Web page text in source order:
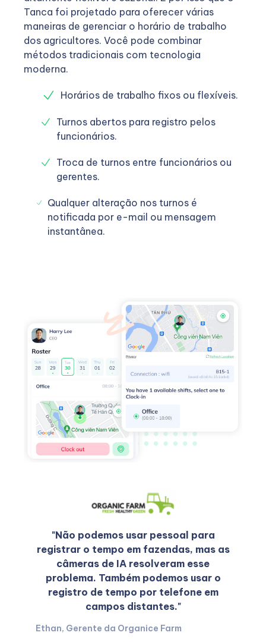
Tanca foi projetado para oferecer várias
maneiras de gerenciar o horário de trabalho
dos agricultores. Você pode combinar
métodos tradicionais com tecnologia
moderna.
Horários de trabalho fixos ou flexíveis.
Turnos abertos para registro pelos
funcionários.
Troca de turnos entre funcionários ou
gerentes.
Qualquer alteração nos turnos é
notificada por e-mail ou mensagem
instantânea.
"Não podemos usar pessoal para
registrar o tempo em fazendas, mas as
câmeras de IA resolveram esse
problema. Também podemos usar o
registro de tempo por telefone em
campos distantes."
Ethan, Gerente da Organice Farm